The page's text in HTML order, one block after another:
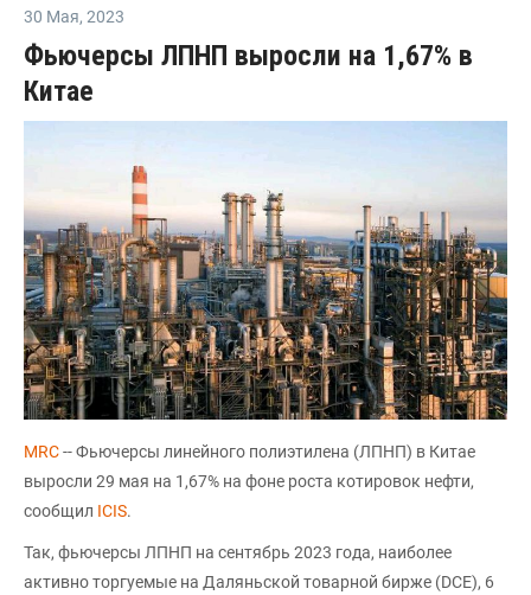
30 Мая, 2023
Фьючерсы ЛПНП выросли на 1,67% в
Китае
MRC-- Фьючерсы линейного полиэтилена (ЛПНП) в Китае
выросли 29 мая на 1,67% на фоне роста котировок нефти,
сообщил ICIS.
Так, фьючерсы ЛПНП на сентябрь 2023 года, наиболее
активно торгуемые на Даляньской товарной бирже (DCE), 6